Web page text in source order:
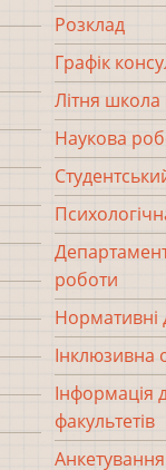
Розклад
Графік
Літня школа
Наукова
роботи
Нормативні
Інклюзивна
Інформація
факультетів